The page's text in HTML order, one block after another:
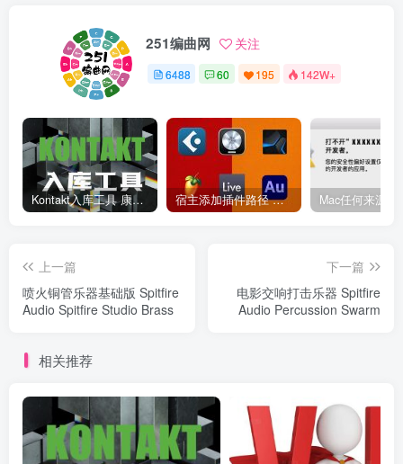
251编曲网 关注
6488 60 195 142W+
Kontakt入库工具 康泰克入库教程 宿主添加插件路径 插件路径设置 VSTPlugins路径
上一篇
喷火铜管乐器基础版 Spitfire
Audio Spitfire Studio Brass
下一篇
电影交响打击乐器 Spitfire
Audio Percussion Swarm
相关推荐